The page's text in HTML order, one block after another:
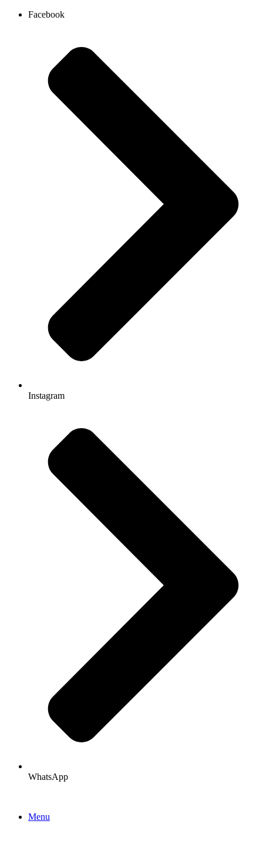
Facebook
Instagram
WhatsApp
Menu